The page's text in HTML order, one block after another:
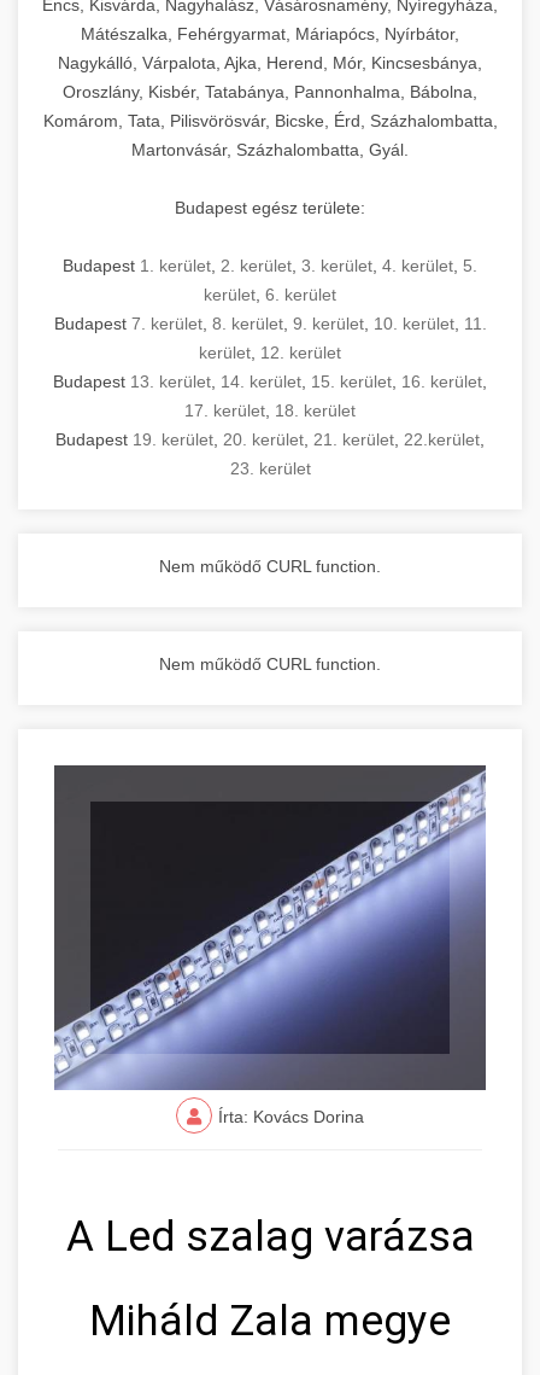
Encs, Kisvárda, Nagyhalász, Vásárosnamény, Nyíregyháza,
Mátészalka, Fehérgyarmat, Máriapócs, Nyírbátor,
Nagykálló, Várpalota, Ajka, Herend, Mór, Kincsesbánya,
Oroszlány, Kisbér, Tatabánya, Pannonhalma, Bábolna,
Komárom, Tata, Pilisvörösvár, Bicske, Érd, Százhalombatta,
Martonvásár, Százhalombatta, Gyál.
Budapest egész területe:
Budapest 1. kerület 2. kerület 3. kerület 4. kerület 5.
kerület 6. kerület
Budapest 7. kerület, 8. kerület, 9. kerület, 10. kerület, 11.
kerület 12. kerület
Budapest 13. kerület 14. kerület 15. kerület 16. kerület
17. kerület 18. kerület
Budapest 19. kerület 20. kerület 21. kerület 22.kerület
23. kerület
Nem működő CURL function.
Nem működő CURL function.
Írta: Kovács Dorina
A Led szalag varázsa
Miháld Zala megye